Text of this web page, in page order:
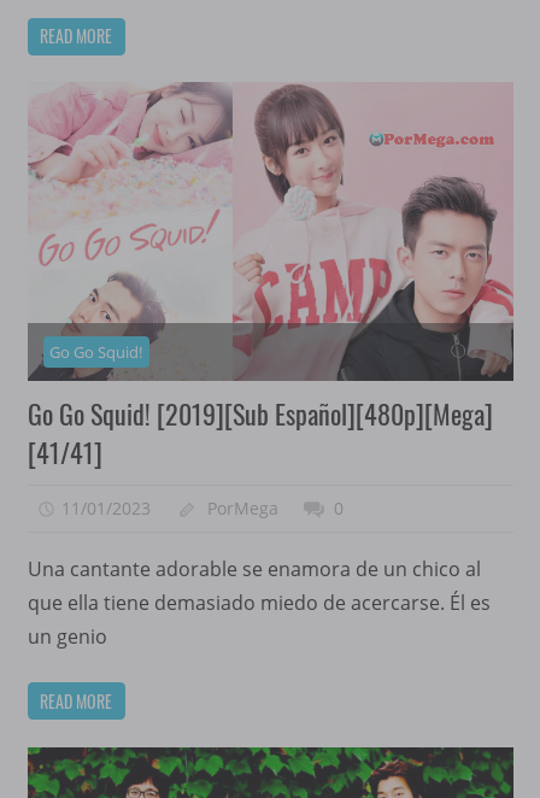
READ MORE
Go Go Squid!
Go Go Squid! [2019][Sub Español][480p][Mega]
[41/41]
11/01/2023 PorMega 0
Una cantante adorable se enamora de un chico al
que ella tiene demasiado miedo de acercarse. Él es
un genio
READ MORE